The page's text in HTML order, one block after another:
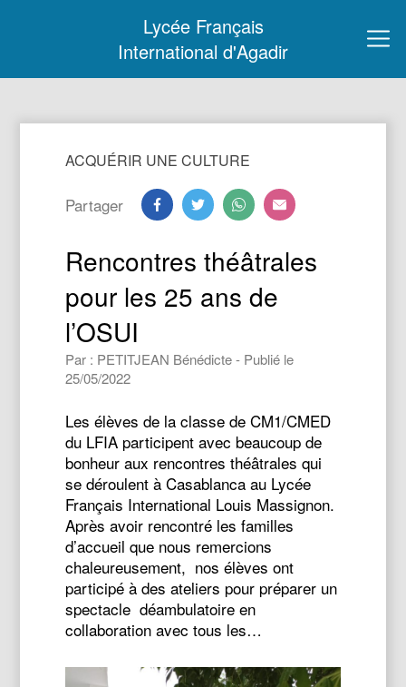
Lycée Français
International d'Agadir
ACQUÉRIR UNE CULTURE
Partager
Rencontres théâtrales
pour les 25 ans de
l’OSUI
Par : PETITJEAN Bénédicte - Publié le
25/05/2022
Les élèves de la classe de CM1/CMED
du LFIA participent avec beaucoup de
bonheur aux rencontres théâtrales qui
se déroulent à Casablanca au Lycée
Français International Louis Massignon.
Après avoir rencontré les familles
d’accueil que nous remercions
chaleureusement, nos élèves ont
participé à des ateliers pour préparer un
spectacle déambulatoire en
collaboration avec tous les…